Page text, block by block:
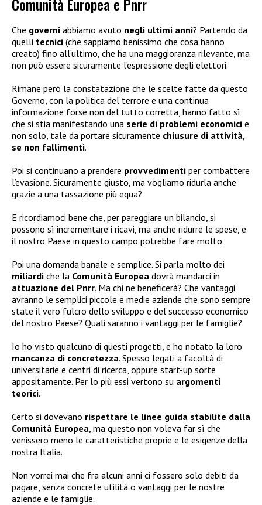
Che governi abbiamo avuto negli ultimi anni? Partendo da
quelli tecnici (che sappiamo benissimo che cosa hanno
creato) fino all’ultimo, che ha una maggioranza rilevante, ma
non può essere sicuramente l’espressione degli elettori.
Rimane però la constatazione che le scelte fatte da questo
Governo, con la politica del terrore e una continua
informazione forse non del tutto corretta, hanno fatto sì
che si stia manifestando una serie di problemi economici e
non solo, tale da portare sicuramente chiusure di attività,
se non fallimenti.
Poi si continuano a prendere provvedimenti per combattere
l’evasione. Sicuramente giusto, ma vogliamo ridurla anche
grazie a una tassazione più equa?
E ricordiamoci bene che, per pareggiare un bilancio, si
possono sì incrementare i ricavi, ma anche ridurre le spese, e
il nostro Paese in questo campo potrebbe fare molto.
Poi una domanda banale e semplice. Si parla molto dei
miliardi che la Comunità Europea dovrà mandarci in
attuazione del Pnrr. Ma chi ne beneficerà? Che vantaggi
avranno le semplici piccole e medie aziende che sono sempre
state il vero fulcro dello sviluppo e del successo economico
del nostro Paese? Quali saranno i vantaggi per le famiglie?
Io ho visto qualcuno di questi progetti, e ho notato la loro
mancanza di concretezza. Spesso legati a facoltà di
universitarie e centri di ricerca, oppure start-up sorte
appositamente. Per lo più essi vertono su argomenti
teorici.
Certo si dovevano rispettare le linee guida stabilite dalla
Comunità Europea, ma questo non voleva far sì che
venissero meno le caratteristiche proprie e le esigenze della
nostra Italia.
Non vorrei mai che fra alcuni anni ci fossero solo debiti da
pagare, senza concrete utilità o vantaggi per le nostre
aziende e le famiglie.